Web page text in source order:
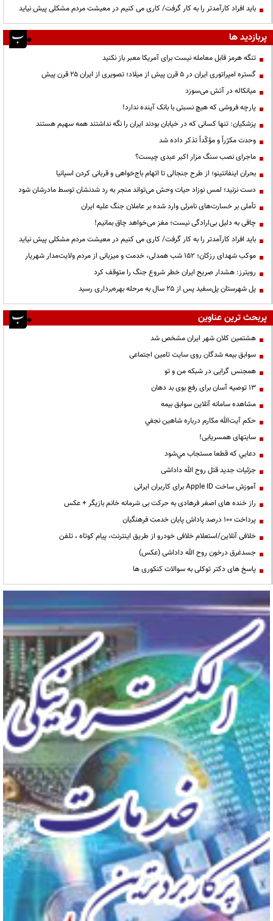
باید افراد کارآمدتر را به کار گرفت/ کاری می کنیم در معیشت مردم مشکلی پیش نیاید
پربازدید ها
تنگه هرمز قابل معامله نیست برای آمریکا معبر باز نکنید
گستره امپراتوری ایران در ۵ قرن پیش از میلاد؛ تصویری از ایران ۲۵ قرن پیش
میانکاله در آتش می‌سوزد
پارچه فروشی که هیچ نسبتی با بانک آینده ندارد!
پزشکیان: تنها کسانی که در خیابان بودند ایران را نگه نداشتند همه سهیم هستند
وحدت مکرّراً و مؤکّداً تذکر داده شد
ماجرای نصب سنگ مزار اکبر عبدی چیست؟
بحران اینفانتینو؛ از طرح جنجالی تا اتهام باج‌خواهی و قربانی کردن اسپانیا
دست نزنید؛ لمس نوزاد حیات وحش می‌تواند منجر به رد شدنشان توسط مادرشان شود
تأملی بر خسارت‌های نامرئی وارد شده بر عاملان جنگ علیه ایران
چاقی به دلیل بی‌ارادگی نیست؛ مغز می‌خواهد چاق بمانیم!
باید افراد کارآمدتر را به کار گرفت/ کاری می کنیم در معیشت مردم مشکلی پیش نیاید
موکب شهدای رزکان؛ ۱۵۲ شب همدلی، خدمت و میزبانی از مردم ولایت‌مدار شهریار
رویترز: هشدار صریح ایران خطر شروع جنگ را متوقف کرد
پل شهرستان پل‌سفید پس از ۲۵ سال به مرحله بهره‌برداری رسید
پربحث ترین عناوین
هشتمین کلان شهر ایران مشخص شد
سوابق بیمه شدگان روی سایت تامین اجتماعی
همجنس گرایی در شبکه من و تو
13 توصیه آسان برای رفع بوی بد دهان
مشاهده سامانه آنلاين سوابق بیمه
حكم آيت‌الله مكارم درباره شاهين نجفي
سایتهای همسریابی!
دعايي كه قطعا مستجاب مي‌شود
جزئیات جدید قتل روح الله داداشی
آموزش ساخت Apple ID برای کاربران ایرانی
راز خنده های اصغر فرهادی به حرکت بی شرمانه خانم بازیگر + عکس
پرداخت ۱۰۰ درصد پاداش پایان خدمت فرهنگیان
خلافی آنلاین/استعلام خلافی خودرو از طریق اینترنت، پیام کوتاه ، تلفن
جسدغرق درخون روح الله داداشی (عکس)
پاسخ های دکتر توکلی به سوالات کنکوری ها